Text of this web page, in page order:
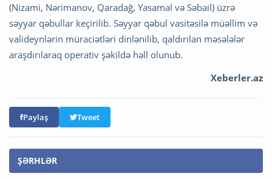
(Nizami, Nərimanov, Qaradağ, Yasamal və Səbail) üzrə
səyyar qəbullar keçirilib. Səyyar qəbul vasitəsilə müəllim və
valideynlərin müraciətləri dinlənilib, qaldırılan məsələlər
araşdırılaraq operativ şəkildə həll olunub.
Xeberler.az
Paylaş Tweet
ŞƏRHLƏR